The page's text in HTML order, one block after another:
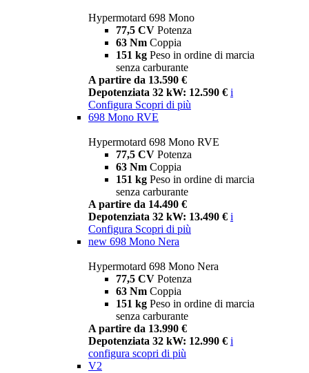
Hypermotard 698 Mono
77,5 CV Potenza
63 Nm Coppia
151 kg Peso in ordine di marcia
senza carburante
A partire da 13.590 €
Depotenziata 32 kW: 12.590 € i
Configura Scopri di più
698 Mono RVE
Hypermotard 698 Mono RVE
77,5 CV Potenza
63 Nm Coppia
151 kg Peso in ordine di marcia
senza carburante
A partire da 14.490 €
Depotenziata 32 kW: 13.490 € i
Configura Scopri di più
new 698 Mono Nera
Hypermotard 698 Mono Nera
77,5 CV Potenza
63 Nm Coppia
151 kg Peso in ordine di marcia
senza carburante
A partire da 13.990 €
Depotenziata 32 kW: 12.990 € i
configura scopri di più
V2